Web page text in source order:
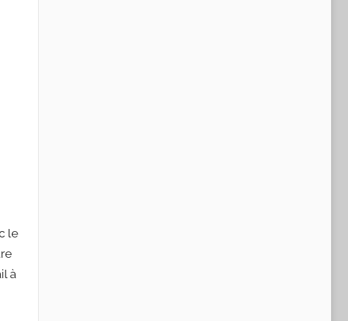
le
à